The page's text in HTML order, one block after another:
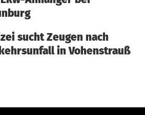
sucht Zeugen nach
in Vohenstrauß